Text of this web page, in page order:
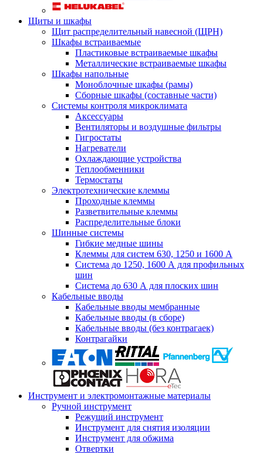
Щиты и шкафы
Щит распределительный навесной (ЩРН)
Шкафы встраиваемые
Пластиковые встраиваемые шкафы
Металлические встраиваемые шкафы
Шкафы напольные
Моноблочные шкафы (рамы)
Сборные шкафы (составные части)
Системы контроля микроклимата
Аксессуары
Вентиляторы и воздушные фильтры
Гигростаты
Нагреватели
Охлаждающие устройства
Теплообменники
Термостаты
Электротехнические клеммы
Проходные клеммы
Разветвительные клеммы
Распределительные блоки
Шинные системы
Гибкие медные шины
Клеммы для систем 630, 1250 и 1600 А
Система до 1250, 1600 А для профильных
шин
Система до 630 А для плоских шин
Кабельные вводы
Кабельные вводы мембранные
Кабельные вводы (в сборе)
Кабельные вводы (без контрагаек)
Контрагайки
Инструмент и электромонтажные материалы
Ручной инструмент
Режущий инструмент
Инструмент для снятия изоляции
Инструмент для обжима
Отвертки